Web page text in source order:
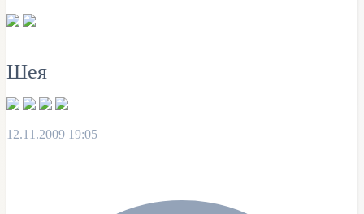
Шея
12.11.2009 19:05